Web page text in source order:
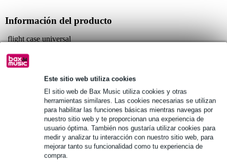
Este sitio web utiliza cookies
El sitio web de Bax Music utiliza cookies y otras
herramientas similares. Las cookies necesarias se utilizan
para habilitar las funciones básicas mientras navegas por
nuestro sitio web y te proporcionan una experiencia de
usuario óptima. También nos gustaría utilizar cookies para
medir y analizar tu interacción con nuestro sitio web, para
mejorar tanto su funcionalidad como tu experiencia de
compra.
Información del producto
flight case universal
serie: Daily Case
ratio IP: 67 (resistente al agua)
Especificaciones completas
Véase también (10)